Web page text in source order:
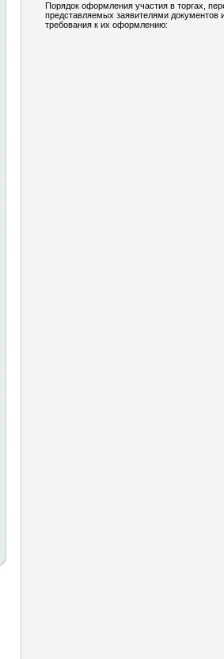
Порядок оформления участия в торгах,
представляемых заявителями документов
требования к их оформлению: